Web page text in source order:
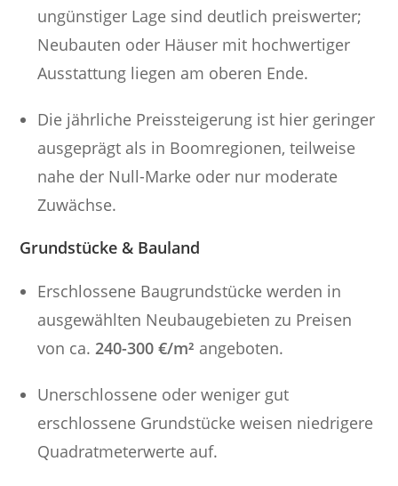
ungünstiger Lage sind deutlich preiswerter;
Neubauten oder Häuser mit hochwertiger
Ausstattung liegen am oberen Ende.
Die jährliche Preissteigerung ist hier geringer
ausgeprägt als in Boomregionen, teilweise
nahe der Null-Marke oder nur moderate
Zuwächse.
Grundstücke & Bauland
Erschlossene Baugrundstücke werden in
ausgewählten Neubaugebieten zu Preisen
von ca.240-300 €/m² angeboten.
Unerschlossene oder weniger gut
erschlossene Grundstücke weisen niedrigere
Quadratmeterwerte auf.